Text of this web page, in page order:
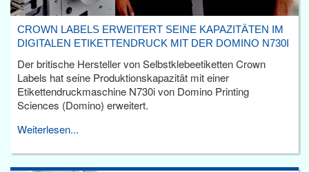
CROWN LABELS ERWEITERT SEINE KAPAZITÄTEN IM
DIGITALEN ETIKETTENDRUCK MIT DER DOMINO N730I
Der britische Hersteller von Selbstklebeetiketten Crown
Labels hat seine Produktionskapazität mit einer
Etikettendruckmaschine N730i von Domino Printing
Sciences (Domino) erweitert.
Weiterlesen...